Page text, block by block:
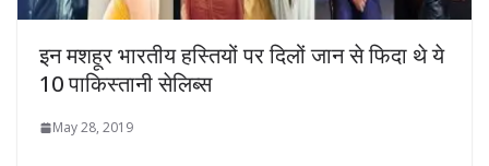
इन मशहूर भारतीय हस्तियों पर दिलों जान से फिदा थे ये
10 पाकिस्तानी सेलिब्स
May 28, 2019